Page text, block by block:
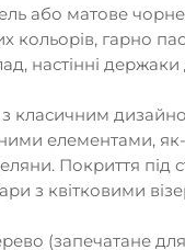
або матове
кольорів, гарно
настінні держаки
з класичним
елементами,
Покриття під
з квітковими
(запечатане для